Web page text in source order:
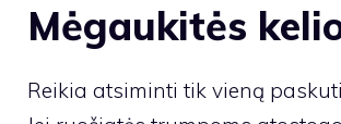
Mėgaukitės
Reikia atsiminti tik vieną